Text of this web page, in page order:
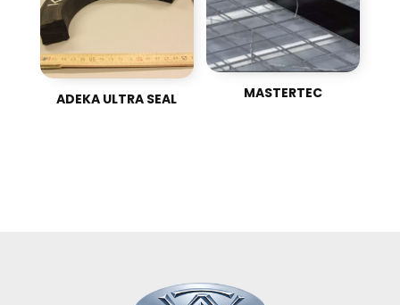
ADEKA ULTRA SEAL MASTERTEC